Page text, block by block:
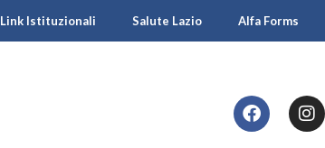
Link Istituzionali Salute Lazio Alfa Forms